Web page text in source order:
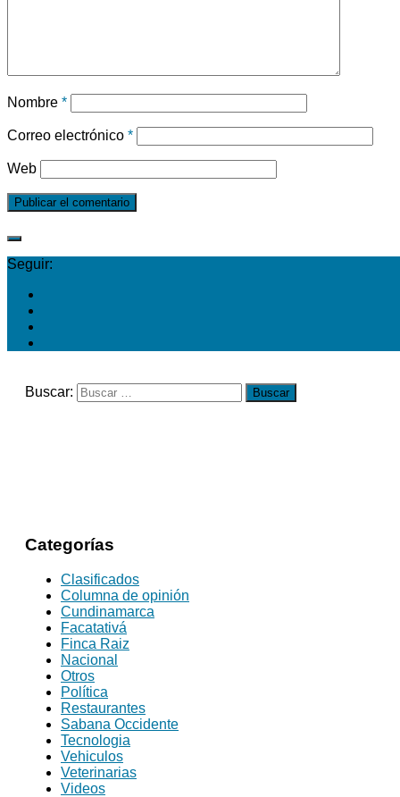
Nombre *
Correo electrónico *
Web
Seguir:
Buscar:
Categorías
Clasificados
Columna de opinión
Cundinamarca
Facatativá
Finca Raiz
Nacional
Otros
Política
Restaurantes
Sabana Occidente
Tecnologia
Vehiculos
Veterinarias
Videos